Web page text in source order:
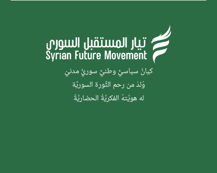
كيانٌ سياسيٌّ وطنيٌّ سوريٌّ مدنيّ
وُلدَ من رحم الثَّورة السوريَّة
له هويَّتهُ الفكريَّةُ الحضاريَّةُ